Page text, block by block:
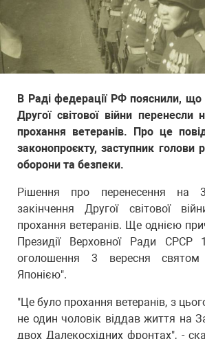
В Раді федерації РФ пояснили, що
Другої світової війни
прохання ветеранів. Про це
законопроєкту, заступник голови
оборони та безпеки.
Рішення про перенесення на
закінчення Другої світової
прохання ветеранів. Ще однією
Президії Верховної Ради СРСР
оголошення 3 вересня
Японією".
"Це було прохання ветеранів, з
не один чоловік віддав життя на
двох Далекосхідних фронтах", -